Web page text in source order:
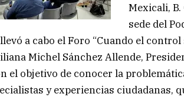
Mexicali,
sede del
a cabo el Foro “Cuando el
Michel Sánchez Allende,
el objetivo de conocer la
y experiencias ciudadanas,